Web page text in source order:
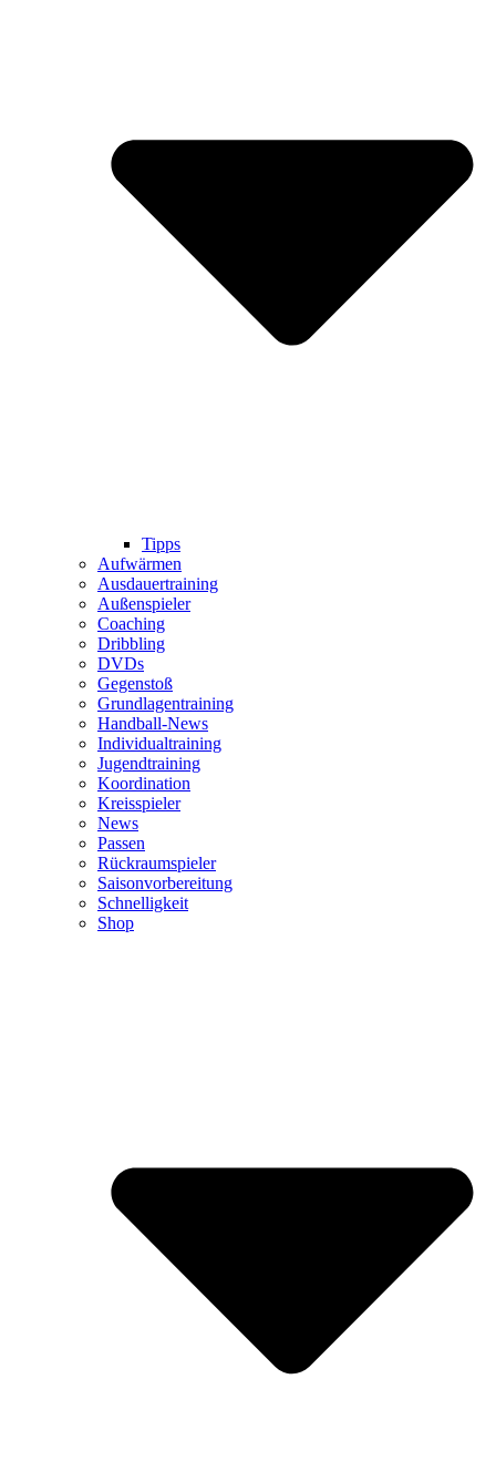
Tipps
Aufwärmen
Ausdauertraining
Außenspieler
Coaching
Dribbling
DVDs
Gegenstoß
Grundlagentraining
Handball-News
Individualtraining
Jugendtraining
Koordination
Kreisspieler
News
Passen
Rückraumspieler
Saisonvorbereitung
Schnelligkeit
Shop